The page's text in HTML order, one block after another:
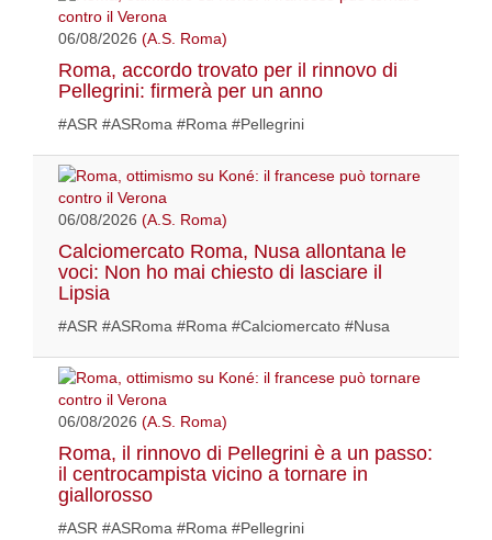
06/08/2026 (A.S. Roma)
Roma, accordo trovato per il rinnovo di
Pellegrini: firmerà per un anno
#ASR #ASRoma #Roma #Pellegrini
06/08/2026 (A.S. Roma)
Calciomercato Roma, Nusa allontana le
voci: Non ho mai chiesto di lasciare il
Lipsia
#ASR #ASRoma #Roma #Calciomercato #Nusa
06/08/2026 (A.S. Roma)
Roma, il rinnovo di Pellegrini è a un passo:
il centrocampista vicino a tornare in
giallorosso
#ASR #ASRoma #Roma #Pellegrini